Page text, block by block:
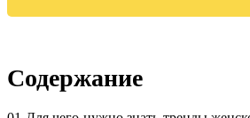
Содержание